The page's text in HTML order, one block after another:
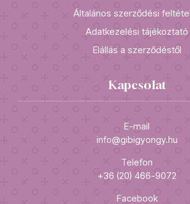
Általános szerződési
Adatkezelési tájékoztató
Elállás a szerződéstől
Kapcsolat
E-mail
info@gibigyongy.hu
Telefon
+36 (20) 466-9072
Facebook